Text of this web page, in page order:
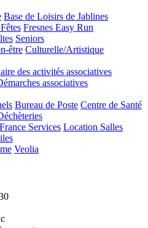
Base de Loisirs de Jablines
Fresnes Easy Run
Seniors
être Culturelle/Artistique
des activités associatives
associatives
Bureau de Poste Centre de Santé
France Services Location Salles
Veolia